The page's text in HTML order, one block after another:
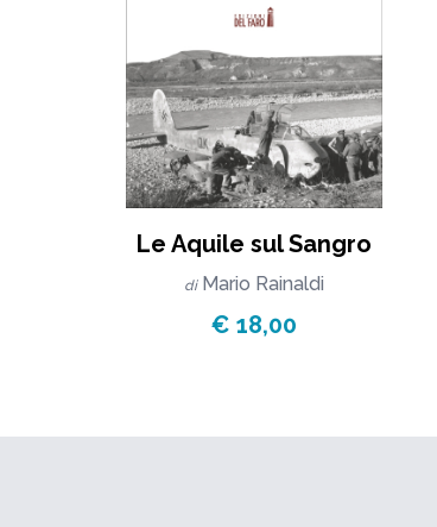
Le Aquile sul Sangro
di Mario Rainaldi
€ 18,00